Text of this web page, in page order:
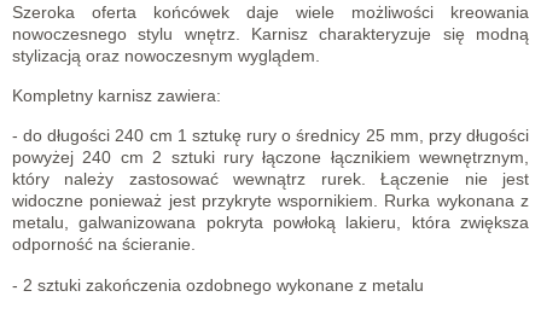
Szeroka oferta końcówek daje wiele możliwości kreowania
nowoczesnego stylu wnętrz. Karnisz charakteryzuje się modną
stylizacją oraz nowoczesnym wyglądem.
Kompletny karnisz zawiera:
- do długości 240 cm 1 sztukę rury o średnicy 25 mm, przy długości
powyżej 240 cm 2 sztuki rury łączone łącznikiem wewnętrznym,
który należy zastosować wewnątrz rurek. Łączenie nie jest
widoczne ponieważ jest przykryte wspornikiem. Rurka wykonana z
metalu, galwanizowana pokryta powłoką lakieru, która zwiększa
odporność na ścieranie.
- 2 sztuki zakończenia ozdobnego wykonane z metalu